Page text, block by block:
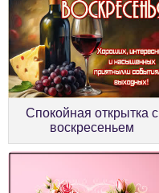
Спокойная открытка с
воскресеньем